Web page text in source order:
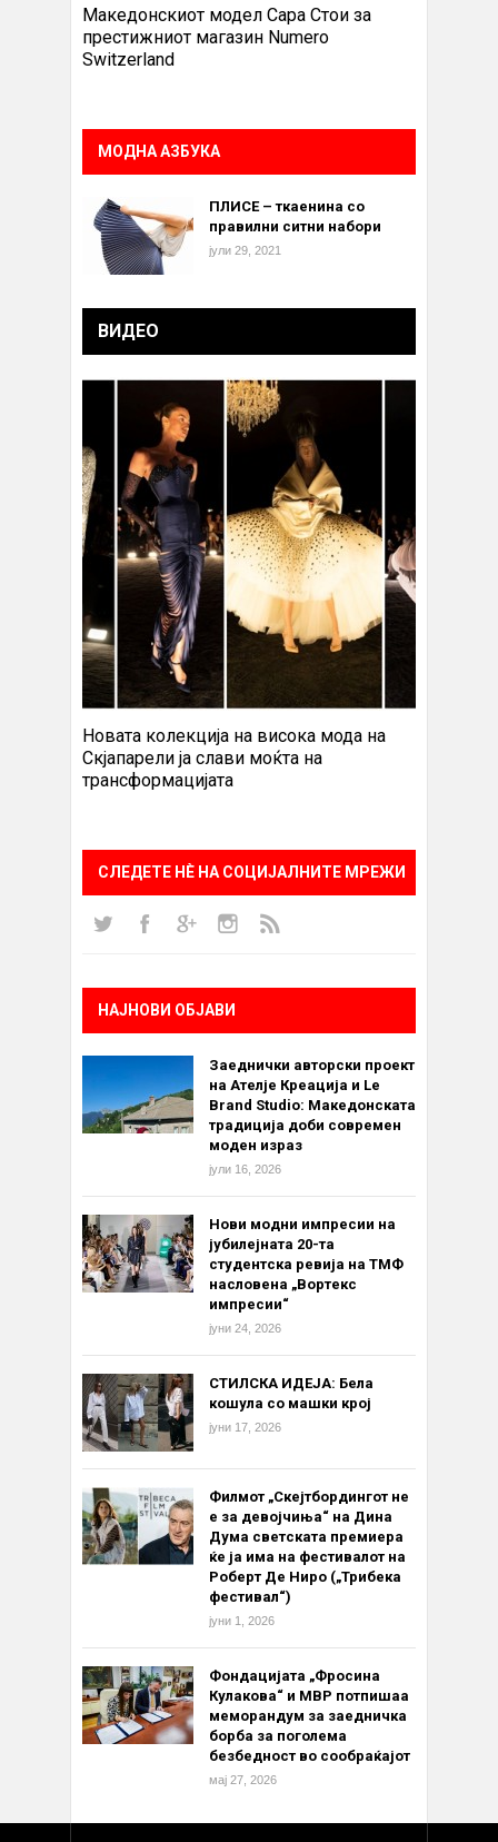
Македонскиот модел Сара Стои за
престижниот магазин Numero
Switzerland
МОДНА АЗБУКА
ПЛИСЕ – ткаенина со
правилни ситни набори
јули 29, 2021
ВИДЕО
Новата колекција на висока мода на
Скјапарели ја слави моќта на
трансформацијата
СЛЕДЕТЕ НÈ НА СОЦИЈАЛНИТЕ МРЕЖИ
НАЈНОВИ ОБЈАВИ
Заеднички авторски проект
на Ателје Креација и Le
Brand Studio: Македонската
традиција доби современ
моден израз
јули 16, 2026
Нови модни импресии на
јубилејната 20-та
студентска ревија на ТМФ
насловена „Вортекс
импресии“
јуни 24, 2026
СТИЛСКА ИДЕЈА: Бела
кошула со машки крој
јуни 17, 2026
Филмот „Скејтбордингот не
е за девојчиња“ на Дина
Дума светската премиера
ќе ја има на фестивалот на
Роберт Де Ниро („Трибека
фестивал“)
јуни 1, 2026
Фондацијата „Фросина
Кулакова“ и МВР потпишаа
меморандум за заедничка
борба за поголема
безбедност во сообраќајот
мај 27, 2026